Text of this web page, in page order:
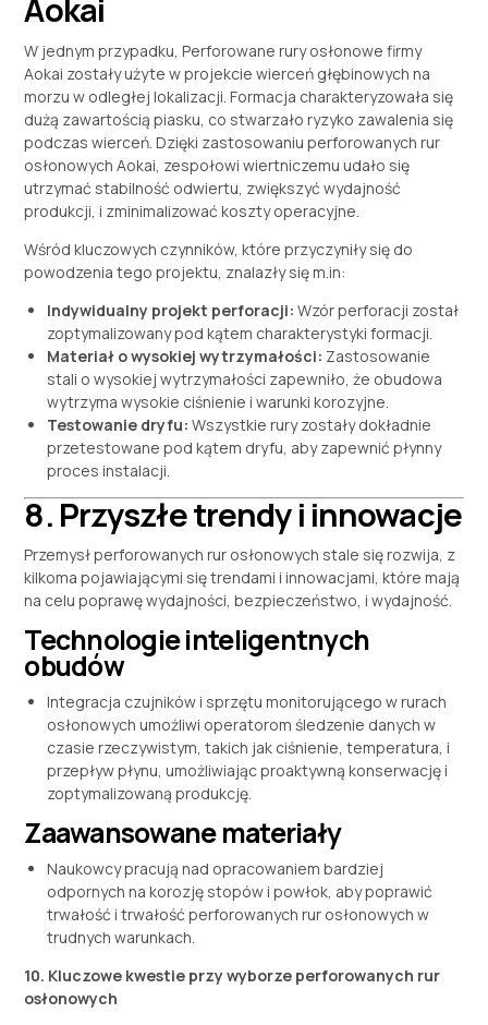
Aokai
W jednym przypadku, Perforowane rury osłonowe firmy
Aokai zostały użyte w projekcie wierceń głębinowych na
morzu w odległej lokalizacji. Formacja charakteryzowała się
dużą zawartością piasku, co stwarzało ryzyko zawalenia się
podczas wierceń. Dzięki zastosowaniu perforowanych rur
osłonowych Aokai, zespołowi wiertniczemu udało się
utrzymać stabilność odwiertu, zwiększyć wydajność
produkcji, i zminimalizować koszty operacyjne.
Wśród kluczowych czynników, które przyczyniły się do
powodzenia tego projektu, znalazły się m.in:
Indywidualny projekt perforacji: Wzór perforacji został
zoptymalizowany pod kątem charakterystyki formacji.
Materiał o wysokiej wytrzymałości: Zastosowanie
stali o wysokiej wytrzymałości zapewniło, że obudowa
wytrzyma wysokie ciśnienie i warunki korozyjne.
Testowanie dryfu: Wszystkie rury zostały dokładnie
przetestowane pod kątem dryfu, aby zapewnić płynny
proces instalacji.
8. Przyszłe trendy i innowacje
Przemysł perforowanych rur osłonowych stale się rozwija, z
kilkoma pojawiającymi się trendami i innowacjami, które mają
na celu poprawę wydajności, bezpieczeństwo, i wydajność.
Technologie inteligentnych
obudów
Integracja czujników i sprzętu monitorującego w rurach
osłonowych umożliwi operatorom śledzenie danych w
czasie rzeczywistym, takich jak ciśnienie, temperatura, i
przepływ płynu, umożliwiając proaktywną konserwację i
zoptymalizowaną produkcję.
Zaawansowane materiały
Naukowcy pracują nad opracowaniem bardziej
odpornych na korozję stopów i powłok, aby poprawić
trwałość i trwałość perforowanych rur osłonowych w
trudnych warunkach.
10. Kluczowe kwestie przy wyborze perforowanych rur
osłonowych